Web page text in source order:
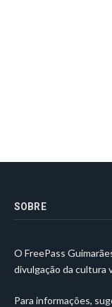
SOBRE
O FreePass
divulgação da cultura
Para informações,